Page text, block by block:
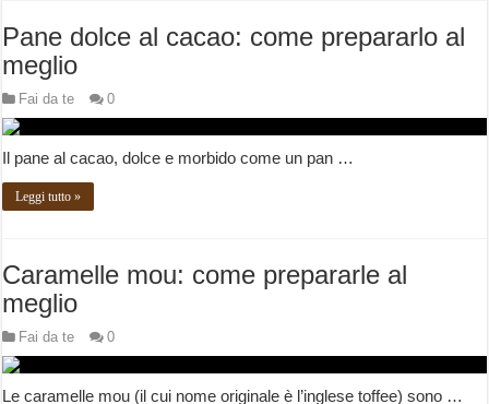
Pane dolce al cacao: come prepararlo al
meglio
Fai da te 0
Il pane al cacao, dolce e morbido come un pan …
Leggi tutto »
Caramelle mou: come prepararle al
meglio
Fai da te 0
Le caramelle mou (il cui nome originale è l’inglese toffee) sono …